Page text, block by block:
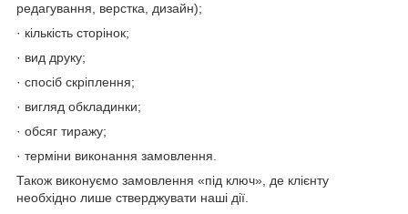
редагування, верстка, дизайн);
· кількість сторінок;
· вид друку;
· спосіб скріплення;
· вигляд обкладинки;
· обсяг тиражу;
· терміни виконання замовлення.
Також виконуємо замовлення «під ключ», де клієнту
необхідно лише стверджувати наші дії.